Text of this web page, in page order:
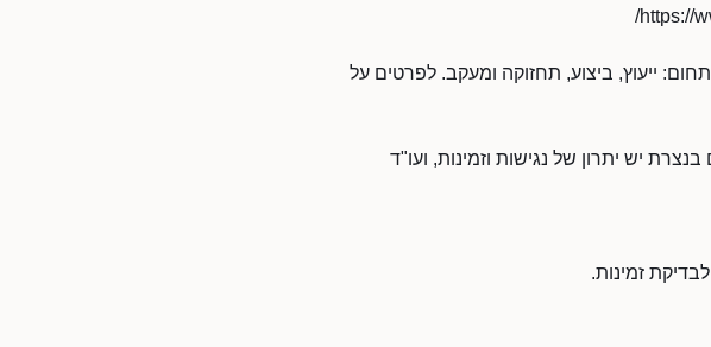
ייעוץ, ביצוע, תחזוקה ומעקב. לפרטים על
יש יתרון של נגישות וזמינות, ועו"ד
זמינות.